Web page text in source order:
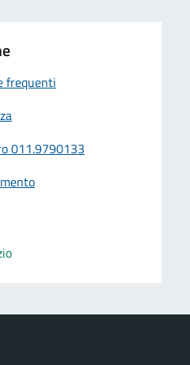
frequenti
011.9790133